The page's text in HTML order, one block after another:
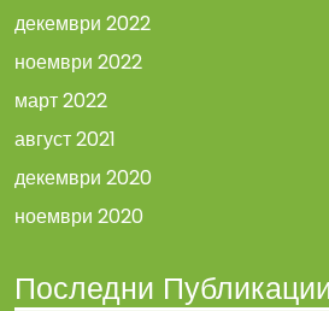
декември 2022
ноември 2022
март 2022
август 2021
декември 2020
ноември 2020
Последни